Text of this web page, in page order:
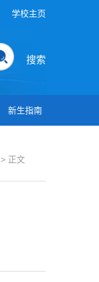
学校主页
搜索
新生指南
> 正文